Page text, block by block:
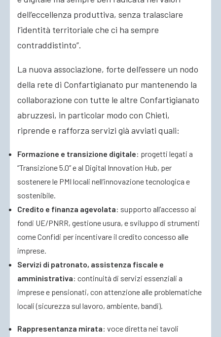
dell’eccellenza produttiva, senza tralasciare
l’identità territoriale che ci ha sempre
contraddistinto”.
La nuova associazione, forte dell’essere un nodo
della rete di Confartigianato pur mantenendo la
collaborazione con tutte le altre Confartigianato
abruzzesi, in particolar modo con Chieti,
riprende e rafforza servizi già avviati quali:
Formazione e transizione digitale: progetti legati a
“Transizione 5.0” e al Digital Innovation Hub, per
sostenere le PMI locali nell’innovazione tecnologica e
sostenibile.
Credito e finanza agevolata: supporto all’accesso ai
fondi UE/PNRR, gestione usura, e sviluppo di strumenti
come Confidi per incentivare il credito concesso alle
imprese.
Servizi di patronato, assistenza fiscale e
amministrativa: continuità di servizi essenziali a
imprese e pensionati, con attenzione alle problematiche
locali (sicurezza sul lavoro, ambiente, bandi).
Rappresentanza mirata: voce diretta nei tavoli